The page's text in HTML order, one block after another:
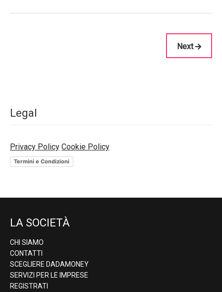
Next
Legal
Privacy Policy Cookie Policy
Termini e Condizioni
LA SOCIETÀ
CHI SIAMO
CONTATTI
SCEGLIERE DADAMONEY
SERVIZI PER LE IMPRESE
REGISTRATI